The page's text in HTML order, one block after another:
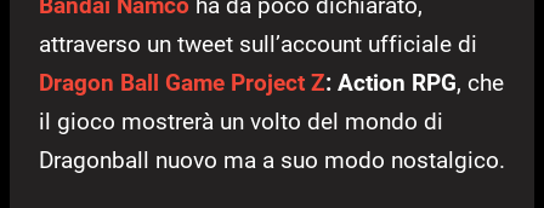
Bandai Namco ha da poco dichiarato,
attraverso un tweet sull’account ufficiale di
Dragon Ball Game Project Z: Action RPG, che
il gioco mostrerà un volto del mondo di
Dragonball nuovo ma a suo modo nostalgico.